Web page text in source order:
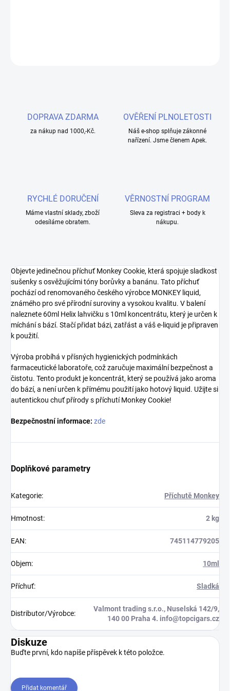
DOPRAVA ZDARMA
za nákup nad 1000,-Kč.
OVĚŘENÍ PLNOLETOSTI
Náš e-shop splňuje zákonné
nařízení. Jsme členem Apek.
RYCHLÉ DORUČENÍ
Máme vlastní sklady, zboží
odesíláme obratem.
VĚRNOSTNÍ PROGRAM
Sleva za registraci + body k
nákupu.
Objevte jedinečnou příchuť Monkey Cookie, která spojuje sladkost
sušenky s osvěžujícími tóny borůvky a banánu. Tato příchuť
pochází od renomovaného českého výrobce MONKEY liquid,
známého pro své přírodní suroviny a vysokou kvalitu. V balení
naleznete 60ml Helix lahvičku s 10ml koncentrátu, který je určen k
míchání s bází. Stačí přidat bázi, zatřást a váš e-liquid je připraven
k použití.
Výroba probíhá v přísných hygienických podmínkách
farmaceutické laboratoře, což zaručuje maximální bezpečnost a
čistotu. Tento produkt je koncentrát, který se používá jako aroma
do bází, a není určen k přímému použití jako hotový liquid. Užijte si
autentickou chuť přírody s příchutí Monkey Cookie!
Bezpečnostní informace: zde
Doplňkové parametry
Kategorie: Příchutě Monkey
Hmotnost: 2 kg
EAN: 745114779205
Objem: 10ml
Příchuť: Sladká
Distributor/Výrobce:
Valmont trading s.r.o., Nuselská 142/9,
140 00 Praha 4. info@topcigars.cz
Diskuze
Buďte první, kdo napíše příspěvek k této položce.
Přidat komentář